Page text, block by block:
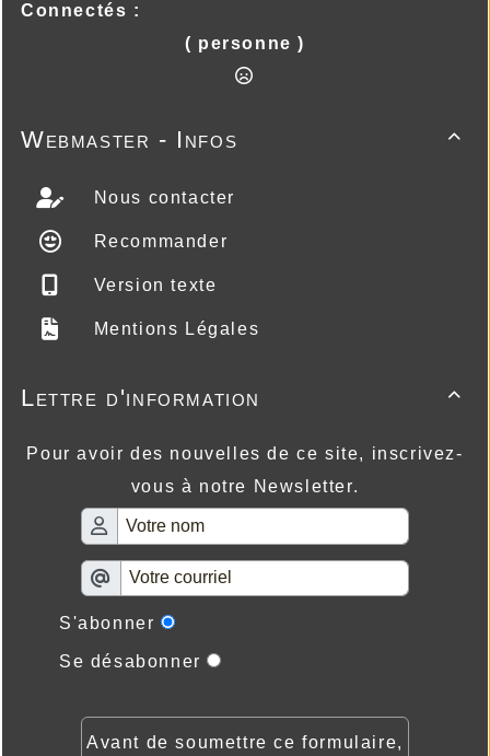
Connectés :
( personne )

Webmaster - Infos
Nous contacter
Recommander
Version texte
Mentions Légales

Lettre d'information
Pour avoir des nouvelles de ce site, inscrivez-
vous à notre Newsletter.
S'abonner
Se désabonner
Avant de soumettre ce formulaire,